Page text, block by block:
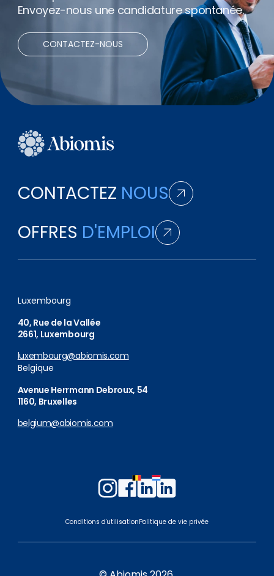
Envoyez-nous une candidature spontanée.
CONTACTEZ-NOUS
CONTACTEZ NOUS
OFFRES D'EMPLOI
Luxembourg
40, Rue de la Vallée
2661, Luxembourg
luxembourg@abiomis.com
Belgique
Avenue Herrmann Debroux, 54
1160, Bruxelles
belgium@abiomis.com
Follow
us
on
Follow
us
on
Follow
us
on
Belgium
Follow
us
Luxembourg
Conditions d'utilisationPolitique de vie privée